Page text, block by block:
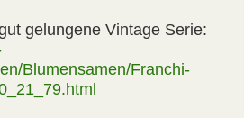
gelungene Vintage Serie:
Blumensamen/Franchi-